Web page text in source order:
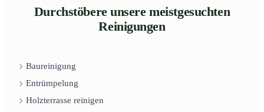
Durchstöbere unsere meistgesuchten
Reinigungen
Baureinigung
Entrümpelung
Holzterrasse reinigen